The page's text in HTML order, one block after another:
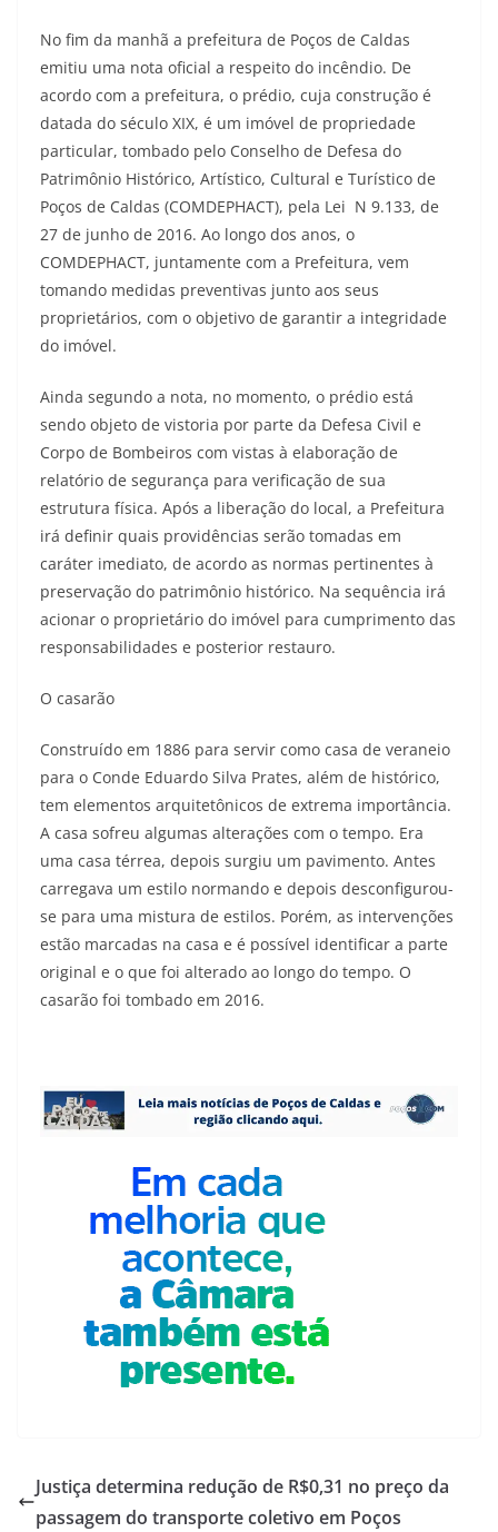
No fim da manhã a prefeitura de Poços de Caldas
emitiu uma nota oficial a respeito do incêndio. De
acordo com a prefeitura, o prédio, cuja construção é
datada do século XIX, é um imóvel de propriedade
particular, tombado pelo Conselho de Defesa do
Patrimônio Histórico, Artístico, Cultural e Turístico de
Poços de Caldas (COMDEPHACT), pela Lei N 9.133, de
27 de junho de 2016. Ao longo dos anos, o
COMDEPHACT, juntamente com a Prefeitura, vem
tomando medidas preventivas junto aos seus
proprietários, com o objetivo de garantir a integridade
do imóvel.
Ainda segundo a nota, no momento, o prédio está
sendo objeto de vistoria por parte da Defesa Civil e
Corpo de Bombeiros com vistas à elaboração de
relatório de segurança para verificação de sua
estrutura física. Após a liberação do local, a Prefeitura
irá definir quais providências serão tomadas em
caráter imediato, de acordo as normas pertinentes à
preservação do patrimônio histórico. Na sequência irá
acionar o proprietário do imóvel para cumprimento das
responsabilidades e posterior restauro.
O casarão
Construído em 1886 para servir como casa de veraneio
para o Conde Eduardo Silva Prates, além de histórico,
tem elementos arquitetônicos de extrema importância.
A casa sofreu algumas alterações com o tempo. Era
uma casa térrea, depois surgiu um pavimento. Antes
carregava um estilo normando e depois desconfigurou-
se para uma mistura de estilos. Porém, as intervenções
estão marcadas na casa e é possível identificar a parte
original e o que foi alterado ao longo do tempo. O
casarão foi tombado em 2016.
Justiça determina redução de R$0,31 no preço da
passagem do transporte coletivo em Poços